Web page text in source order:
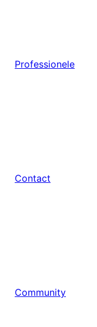
Professionele
Contact
Community